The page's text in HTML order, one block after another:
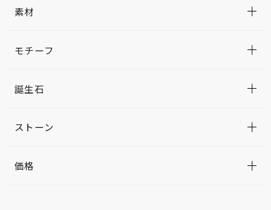
素材
モチーフ
誕生石
ストーン
価格